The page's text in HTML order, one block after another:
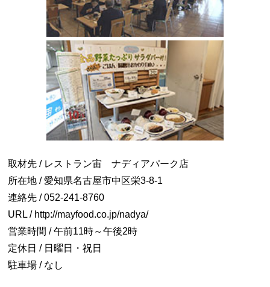
取材先 / レストラン宙 ナディアパーク店
所在地 / 愛知県名古屋市中区栄3-8-1
連絡先 / 052-241-8760
URL / http://mayfood.co.jp/nadya/
営業時間 / 午前11時～午後2時
定休日 / 日曜日・祝日
駐車場 / なし